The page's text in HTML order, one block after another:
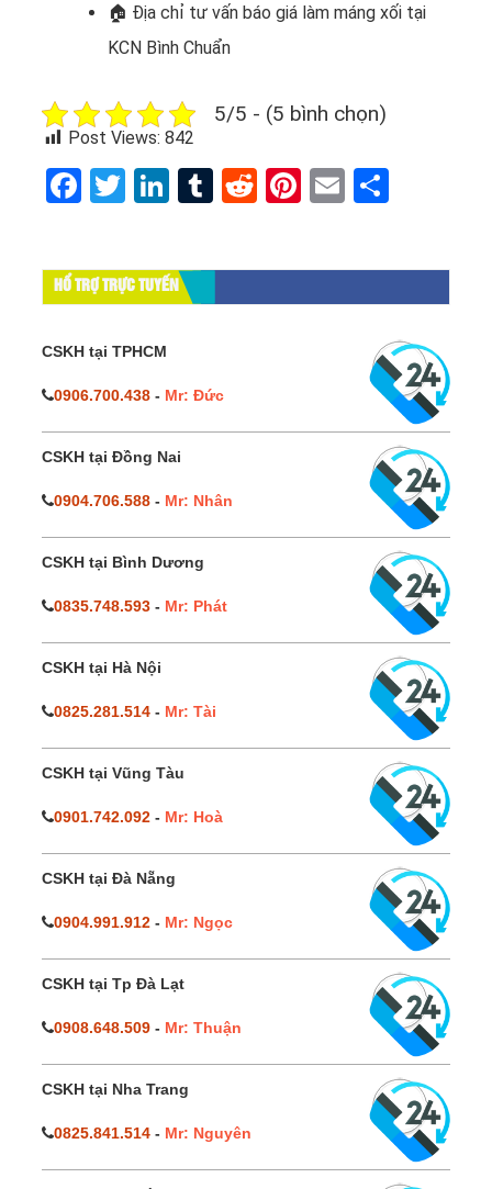
🏠 Địa chỉ tư vấn báo giá làm máng xối tại
KCN Bình Chuẩn
5/5 - (5 bình chọn)
Post Views: 842
Facebook
Twitter
LinkedIn
Tumblr
RedditPinterest
Email
HỔ TRỢ TRỰC TUYẾN
CSKH tại TPHCM
0906.700.438 - Mr: Đức
CSKH tại Đồng Nai
0904.706.588 - Mr: Nhân
CSKH tại Bình Dương
0835.748.593 - Mr: Phát
CSKH tại Hà Nội
0825.281.514 - Mr: Tài
CSKH tại Vũng Tàu
0901.742.092 - Mr: Hoà
CSKH tại Đà Nẵng
0904.991.912 - Mr: Ngọc
CSKH tại Tp Đà Lạt
0908.648.509 - Mr: Thuận
CSKH tại Nha Trang
0825.841.514 - Mr: Nguyên